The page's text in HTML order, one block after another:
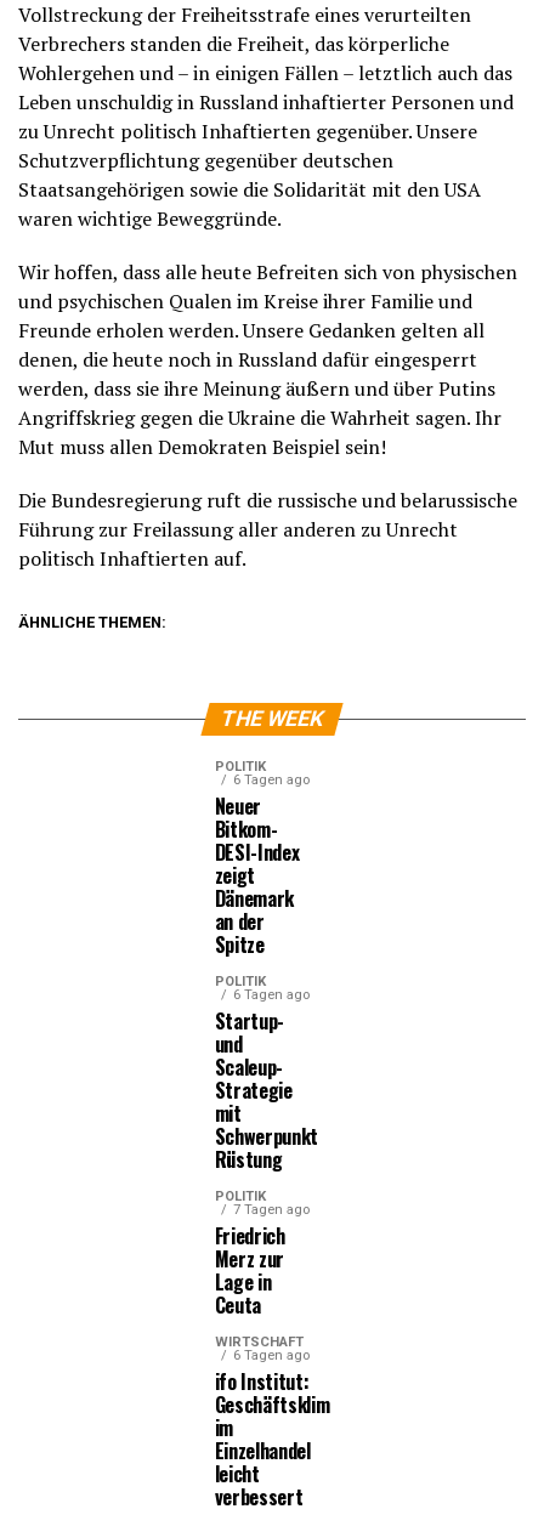
Vollstreckung der Freiheitsstrafe eines verurteilten
Verbrechers standen die Freiheit, das körperliche
Wohlergehen und – in einigen Fällen – letztlich auch das
Leben unschuldig in Russland inhaftierter Personen und
zu Unrecht politisch Inhaftierten gegenüber. Unsere
Schutzverpflichtung gegenüber deutschen
Staatsangehörigen sowie die Solidarität mit den USA
waren wichtige Beweggründe.
Wir hoffen, dass alle heute Befreiten sich von physischen
und psychischen Qualen im Kreise ihrer Familie und
Freunde erholen werden. Unsere Gedanken gelten all
denen, die heute noch in Russland dafür eingesperrt
werden, dass sie ihre Meinung äußern und über Putins
Angriffskrieg gegen die Ukraine die Wahrheit sagen. Ihr
Mut muss allen Demokraten Beispiel sein!
Die Bundesregierung ruft die russische und belarussische
Führung zur Freilassung aller anderen zu Unrecht
politisch Inhaftierten auf.
ÄHNLICHE THEMEN:
THE WEEK
POLITIK
6 Tagen ago
Neuer
Bitkom-
DESI-Index
zeigt
Dänemark
an der
Spitze
POLITIK
6 Tagen ago
Startup-
und
Scaleup-
Strategie
mit
Schwerpunkt
Rüstung
POLITIK
7 Tagen ago
Friedrich
Merz zur
Lage in
Ceuta
WIRTSCHAFT
6 Tagen ago
ifo Institut:
Geschäftsklima
im
Einzelhandel
leicht
verbessert